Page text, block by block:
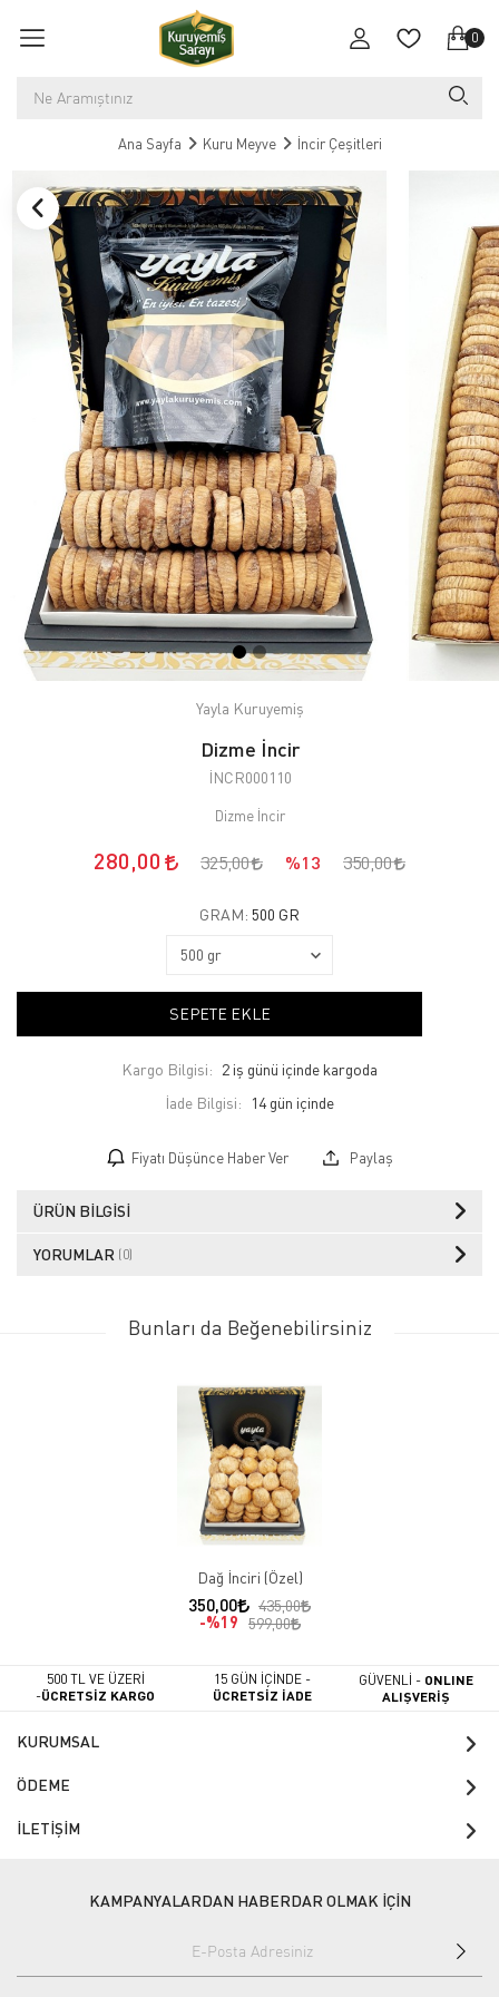
0
Ana Sayfa Kuru Meyve İncir Çeşitleri
Yayla Kuruyemiş
Dizme İncir
İNCR000110
Dizme İncir
280,00 325,00 %13 350,00
GRAM: 500 GR
SEPETE EKLE
Kargo Bilgisi: 2 iş günü içinde kargoda
İade Bilgisi:
Fiyatı Düşünce Haber Ver Paylaş
ÜRÜN BILGISI
YORUMLAR (0)
Bunları da Beğenebilirsiniz
Dağ İnciri (Özel)
350,00
435,00
%19 599,00
500 TL VE ÜZERİ
-ÜCRETSİZ KARGO
15 GÜN İÇİNDE -
ÜCRETSİZ İADE
GÜVENLİ - ONLINE
ALIŞVERİŞ
KURUMSAL
ÖDEME
İLETİŞİM
KAMPANYALARDAN HABERDAR OLMAK İÇİN